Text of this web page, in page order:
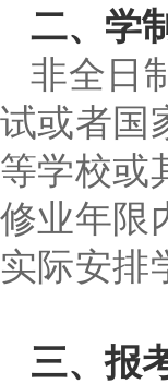
二、学
非全日
试或者国
等学校或
修业年限
实际安排
三、报